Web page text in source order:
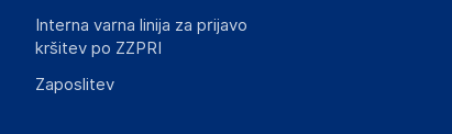
Interna varna linija za prijavo
kršitev po ZZPRI
Zaposlitev